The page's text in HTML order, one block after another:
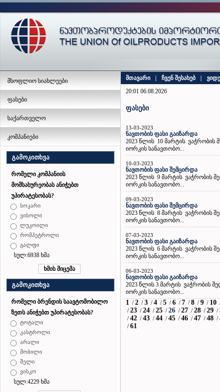
მსოფლიო სიახლეები
ფასები
საქართველო
კომპანიები
გამოკითხვა
რომელი კომპანიის
მომსახურეობას ანიჭებთ
უპირატესობას?
სოკარი
ვისოლი
ლუკოილი
რომპეტროლი
გალფი
სულ:6938 ხმა
გამოკითხვა
რომელი ბრენდის საავტომობილო
ზეთს ანიჭებთ უპირატესობას?
ტოტალი
კასტროლი
არალი
მობილი
შელი
ვისკო
სულ:4229 ხმა
მთავარი ჩვენ შესახებ
20:01 06.08.2026
ფასები
13-03-2023
ნავთობის ფასი გაიზარდა
2023 წლის 10 მარტის ვაჭრობის
იორკის სანავთობო...
10-03-2023
ნავთობის ფასი შემცირდა
2023 წლის 9 მარტის ვაჭრობის
იორკის სანავთობო...
09-03-2023
ნავთობის ფასი შემცირდა
2023 წლის 8 მარტის ვაჭრობის
იორკის სანავთობო...
07-03-2023
ნავთობის ფასი გაიზარდა
2023 წლის 6 მარტის ვაჭრობის
იორკის სანავთობო...
06-03-2023
ნავთობის ფასი გაიზარდა
2023 წლის 3 მარტის ვაჭრობის
იორკის სანავთობო...
1 / 2 / 3 / 4 / 5 / 6 / 7 / 8 / 9 / 10
/ 23 / 24 / 25 / 26 / 27 / 28 / 29 /
/ 42 / 43 / 44 / 45 / 46 / 47 / 48 /
/ 61